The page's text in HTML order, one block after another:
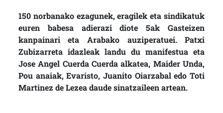
150 norbanako ezagunek, eragilek eta sindikatuk
euren babesa adierazi diote 5ak Gasteizen
kanpainari eta Arabako auziperatuei. Patxi
Zubizarreta idazleak landu du manifestua eta
Jose Angel Cuerda Cuerda alkatea, Maider Unda,
Pou anaiak, Evaristo, Juanito Oiarzabal edo Toti
Martinez de Lezea daude sinatzaileen artean.